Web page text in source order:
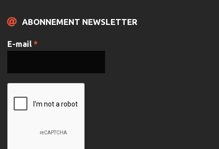
ABONNEMENT NEWSLETTER
E-mail *